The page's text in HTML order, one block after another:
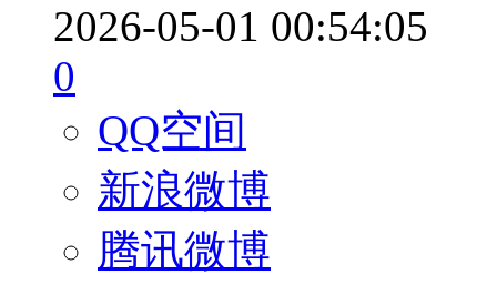
2026-05-01 00:54:05
0
QQ空间
新浪微博
腾讯微博